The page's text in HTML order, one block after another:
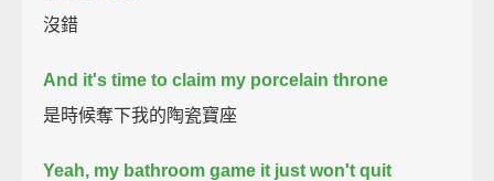
沒錯
And it's time to claim my porcelain throne
是時候奪下我的陶瓷寶座
Yeah, my bathroom game it just won't quit